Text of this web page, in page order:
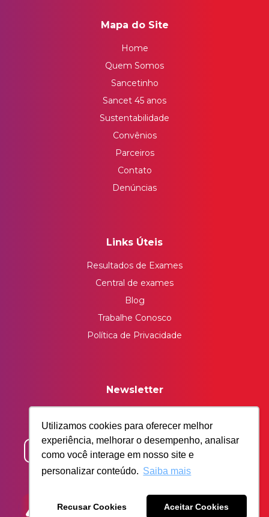
Utilizamos cookies para oferecer melhor
experiência, melhorar o desempenho, analisar
como você interage em nosso site e
personalizar conteúdo. Saiba mais
Recusar Cookies Aceitar Cookies
Mapa do Site
Home
Quem Somos
Sancetinho
Sancet 45 anos
Sustentabilidade
Convênios
Parceiros
Contato
Denúncias
Links Úteis
Resultados de Exames
Central de exames
Blog
Trabalhe Conosco
Política de Privacidade
Newsletter
exclusivos.